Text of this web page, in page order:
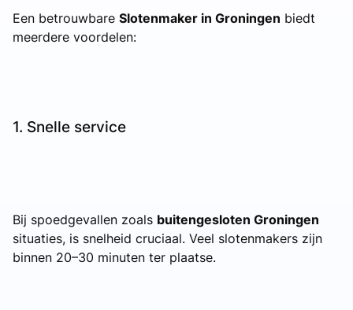
Een betrouwbare Slotenmaker in Groningen biedt
meerdere voordelen:
1. Snelle service
Bij spoedgevallen zoals buitengesloten Groningen
situaties, is snelheid cruciaal. Veel slotenmakers zijn
binnen 20–30 minuten ter plaatse.